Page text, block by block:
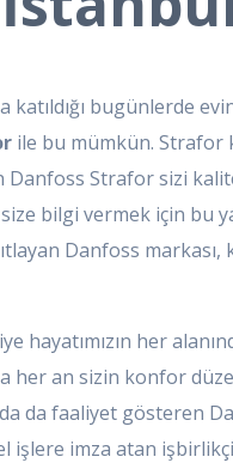
katıldığı bugünlerde
ile bu mümkün. Strafor
Danfoss Strafor sizi
bilgi vermek için bu
Danfoss
hayatımızın her
her an sizin konfor
da faaliyet gösteren
işlere imza atan